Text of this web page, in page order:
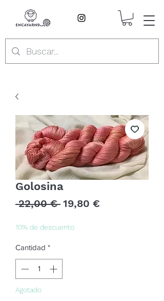
Golosina
22,00 € Precio
19,80 €Precio
10% de descuento
Cantidad *
Agotado